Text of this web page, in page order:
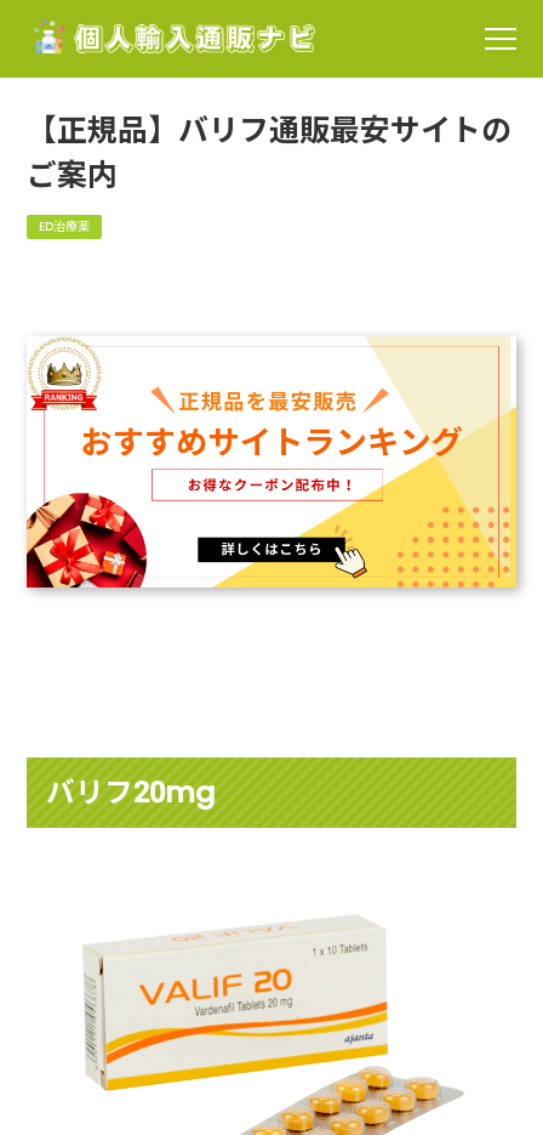
【正規品】バリフ通販最安サイトの
ご案内
ED治療薬
バリフ20mg